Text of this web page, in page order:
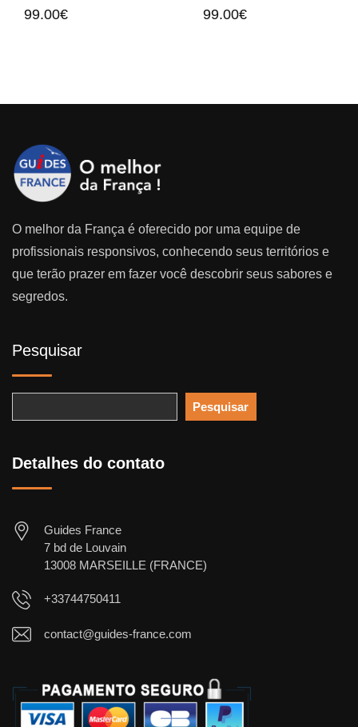
99.00€
(2h)
O melhor da França é oferecido por uma equipe de
profissionais responsivos, conhecendo seus territórios e
que terão prazer em fazer você descobrir seus sabores e
segredos.
Pesquisar
Pesquisar
Detalhes do contato
Guides France
7 bd de Louvain
13008 MARSEILLE (FRANCE)
+33744750411
contact@guides-france.com